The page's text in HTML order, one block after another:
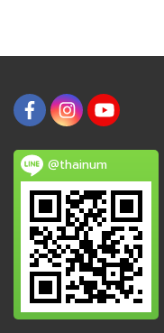
@thainum